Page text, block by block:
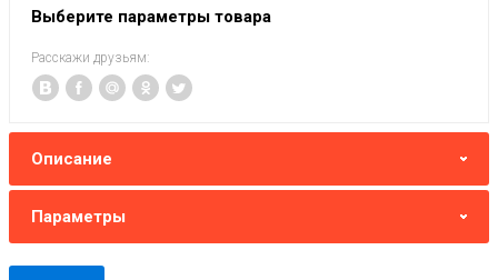
Выберите параметры товара
Расскажи друзьям:
Описание
Параметры